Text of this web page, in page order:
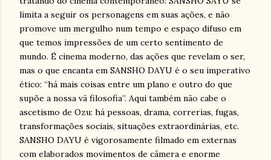
limita a seguir os personagens em suas ações, e não
promove um mergulho num tempo e espaço difuso em
que temos impressões de um certo sentimento de
mundo. É cinema moderno, das ações que revelam o ser,
mas o que encanta em SANSHO DAYU é o seu imperativo
ético: “há mais coisas entre um plano e outro do que
supõe a nossa vã filosofia”. Aqui também não cabe o
ascetismo de Ozu: há pessoas, drama, correrias, fugas,
transformações sociais, situações extraordinárias, etc.
SANSHO DAYU é vigorosamente filmado em externas
com elaborados movimentos de câmera e enorme